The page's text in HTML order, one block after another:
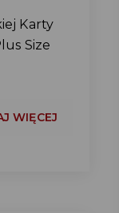
Karty
Size
WIĘCEJ